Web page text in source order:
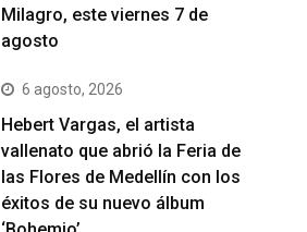
Milagro, este viernes 7 de
agosto
6 agosto, 2026
Hebert Vargas, el artista
vallenato que abrió la Feria de
las Flores de Medellín con los
éxitos de su nuevo álbum